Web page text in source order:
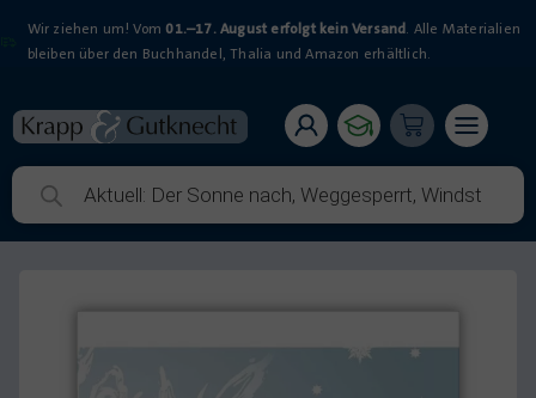
Wir ziehen um! Vom 01.–17. August erfolgt kein Versand. Alle Materialien
bleiben über den Buchhandel, Thalia und Amazon erhältlich.